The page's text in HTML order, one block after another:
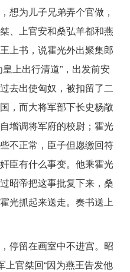
想为儿子兄弟弄个官做，
、上官安和桑弘羊都和燕
上书，说霍光外出聚集郎
上出行清道”，出发前安
去出使匈奴，被扣留了二
，而大将军部下长史杨敞
增调将军府的校尉；霍光
不正常，臣子但愿缴回符
臣有什么事变。他乘霍光
昭帝把这事批复下来，桑
光抓起来送走。奏书送上
停留在画室中不进宫。昭
上官桀回“因为燕王告发他